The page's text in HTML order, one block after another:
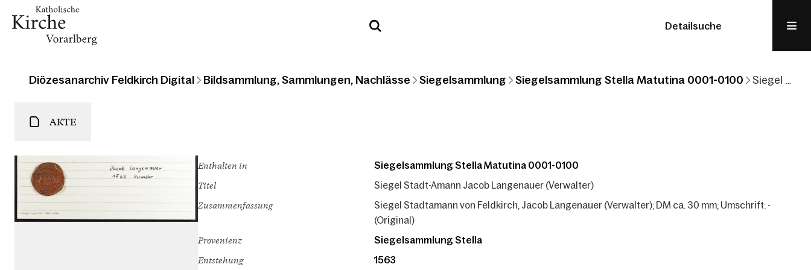
Detailsuche
Diözesanarchiv Feldkirch Digital Bildsammlung, Sammlungen, Nachlässe Siegelsammlung Siegelsammlung Stella Matutina 0001-0100 Siegel Stadt-Amann Jacob Langenauer (Verwalter)
AKTE
Enthalten in Siegelsammlung Stella Matutina 0001-0100
Titel Siegel Stadt-Amann Jacob Langenauer (Verwalter)
Zusammenfassung
Siegel Stadtamann von Feldkirch, Jacob Langenauer (Verwalter); DM ca. 30 mm; Umschrift: -
(Original)
Provenienz Siegelsammlung Stella
Entstehung 1563